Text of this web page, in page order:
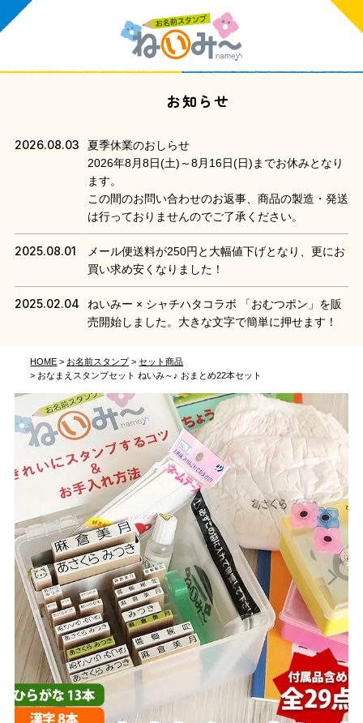
お知らせ
2026.08.03
夏季休業のおしらせ
2026年8月8日(土)～8月16日(日)までお休みとなり
ます。
この間のお問い合わせのお返事、商品の製造・発送
は行っておりませんのでご了承ください。
2025.08.01
メール便送料が250円と大幅値下げとなり、更にお
買い求め安くなりました！
2025.02.04
ねいみー × シャチハタコラボ 「おむつポン」を販
売開始しました。大きな文字で簡単に押せます！
HOME お名前スタンプ
セット商品
おなまえスタンプセット ねいみ～♪ おまとめ22本セット